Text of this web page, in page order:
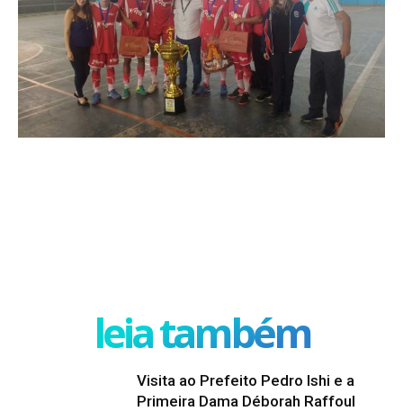
leia também
Visita ao Prefeito Pedro Ishi e a
Primeira Dama Déborah Raffoul